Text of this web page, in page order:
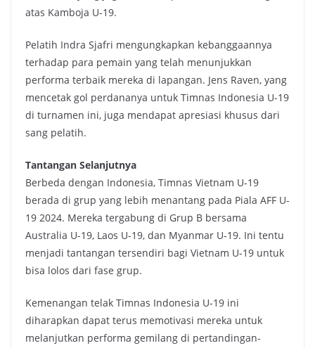
atas Kamboja U-19.
Pelatih Indra Sjafri mengungkapkan kebanggaannya
terhadap para pemain yang telah menunjukkan
performa terbaik mereka di lapangan. Jens Raven, yang
mencetak gol perdananya untuk Timnas Indonesia U-19
di turnamen ini, juga mendapat apresiasi khusus dari
sang pelatih.
Tantangan Selanjutnya
Berbeda dengan Indonesia, Timnas Vietnam U-19
berada di grup yang lebih menantang pada Piala AFF U-
19 2024. Mereka tergabung di Grup B bersama
Australia U-19, Laos U-19, dan Myanmar U-19. Ini tentu
menjadi tantangan tersendiri bagi Vietnam U-19 untuk
bisa lolos dari fase grup.
Kemenangan telak Timnas Indonesia U-19 ini
diharapkan dapat terus memotivasi mereka untuk
melanjutkan performa gemilang di pertandingan-